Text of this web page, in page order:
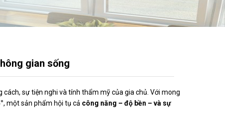
gian sống
sự tiện nghi và tính thẩm mỹ của gia chủ. Với mong
, một sản phẩm hội tụ cả công năng – độ bền – và sự